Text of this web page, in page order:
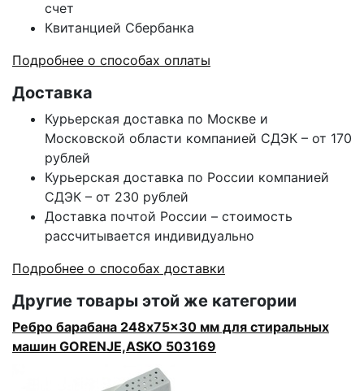
счет
Квитанцией Сбербанка
Подробнее о способах оплаты
Доставка
Курьерская доставка по Москве и
Московской области компанией СДЭК – от 170
рублей
Курьерская доставка по России компанией
СДЭК – от 230 рублей
Доставка почтой России – стоимость
рассчитывается индивидуально
Подробнее о способах доставки
Другие товары этой же категории
Ребро барабана 248x75x30 мм для стиральных
машин GORENJE,ASKO 503169